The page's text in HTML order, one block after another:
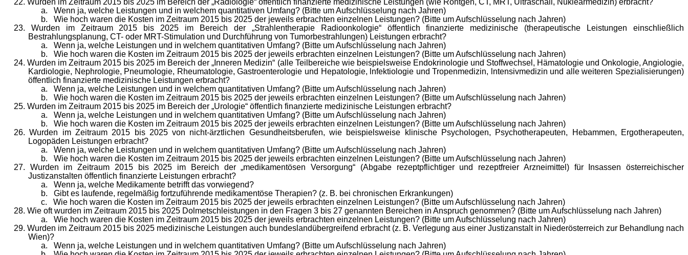
22. Wurden im Zeitraum 2015 bis 2025 im Bereich der „Radiologie“ öffentlich finanzierte medizinische Leistungen (wie Röntgen, CT, MRT, Ultraschall, Nuklearmedizin) erbracht?
a. Wenn ja, welche Leistungen und in welchem quantitativen Umfang? (Bitte um Aufschlüsselung nach Jahren)
b. Wie hoch waren die Kosten im Zeitraum 2015 bis 2025 der jeweils erbrachten einzelnen Leistungen? (Bitte um Aufschlüsselung nach Jahren)
23. Wurden im Zeitraum 2015 bis 2025 im Bereich der „Strahlentherapie Radioonkologie“ öffentlich finanzierte medizinische (therapeutische Leistungen einschließlich
Bestrahlungsplanung, CT- oder MRT-Stimulation und Durchführung von Tumorbestrahlungen) Leistungen erbracht?
a. Wenn ja, welche Leistungen und in welchem quantitativen Umfang? (Bitte um Aufschlüsselung nach Jahren)
b. Wie hoch waren die Kosten im Zeitraum 2015 bis 2025 der jeweils erbrachten einzelnen Leistungen? (Bitte um Aufschlüsselung nach Jahren)
24. Wurden im Zeitraum 2015 bis 2025 im Bereich der „Inneren Medizin“ (alle Teilbereiche wie beispielsweise Endokrinologie und Stoffwechsel, Hämatologie und Onkologie, Angiologie,
Kardiologie, Nephrologie, Pneumologie, Rheumatologie, Gastroenterologie und Hepatologie, lnfektiologie und Tropenmedizin, lntensivmedizin und alle weiteren Spezialisierungen)
öffentlich finanzierte medizinische Leistungen erbracht?
a. Wenn ja, welche Leistungen und in welchem quantitativen Umfang? (Bitte um Aufschlüsselung nach Jahren)
b. Wie hoch waren die Kosten im Zeitraum 2015 bis 2025 der jeweils erbrachten einzelnen Leistungen? (Bitte um Aufschlüsselung nach Jahren)
25. Wurden im Zeitraum 2015 bis 2025 im Bereich der „Urologie“ öffentlich finanzierte medizinische Leistungen erbracht?
a. Wenn ja, welche Leistungen und in welchem quantitativen Umfang? (Bitte um Aufschlüsselung nach Jahren)
b. Wie hoch waren die Kosten im Zeitraum 2015 bis 2025 der jeweils erbrachten einzelnen Leistungen? (Bitte um Aufschlüsselung nach Jahren)
26. Wurden im Zeitraum 2015 bis 2025 von nicht-ärztlichen Gesundheitsberufen, wie beispielsweise klinische Psychologen, Psychotherapeuten, Hebammen, Ergotherapeuten,
Logopäden Leistungen erbracht?
a. Wenn ja, welche Leistungen und in welchem quantitativen Umfang? (Bitte um Aufschlüsselung nach Jahren)
b. Wie hoch waren die Kosten im Zeitraum 2015 bis 2025 der jeweils erbrachten einzelnen Leistungen? (Bitte um Aufschlüsselung nach Jahren)
27. Wurden im Zeitraum 2015 bis 2025 im Bereich der „medikamentösen Versorgung“ (Abgabe rezeptpflichtiger und rezeptfreier Arzneimittel) für Insassen österreichischer
Justizanstalten öffentlich finanzierte Leistungen erbracht?
a. Wenn ja, welche Medikamente betrifft das vorwiegend?
b. Gibt es laufende, regelmäßig fortzuführende medikamentöse Therapien? (z. B. bei chronischen Erkrankungen)
c. Wie hoch waren die Kosten im Zeitraum 2015 bis 2025 der jeweils erbrachten einzelnen Leistungen? (Bitte um Aufschlüsselung nach Jahren)
28. Wie oft wurden im Zeitraum 2015 bis 2025 Dolmetschleistungen in den Fragen 3 bis 27 genannten Bereichen in Anspruch genommen? (Bitte um Aufschlüsselung nach Jahren)
a. Wie hoch waren die Kosten im Zeitraum 2015 bis 2025 der jeweils erbrachten einzelnen Leistungen? (Bitte um Aufschlüsselung nach Jahren)
29. Wurden im Zeitraum 2015 bis 2025 medizinische Leistungen auch bundeslandübergreifend erbracht (z. B. Verlegung aus einer Justizanstalt in Niederösterreich zur Behandlung nach
Wien)?
a. Wenn ja, welche Leistungen und in welchem quantitativen Umfang? (Bitte um Aufschlüsselung nach Jahren)